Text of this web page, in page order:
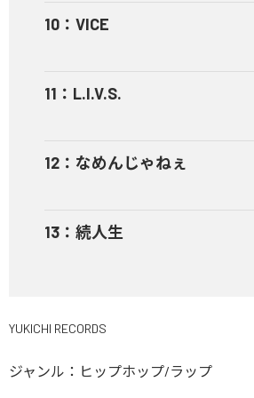
10 ： VICE
11 ： L.I.V.S.
12 ： なめんじゃねぇ
13 ： 続人生
YUKICHI RECORDS
ジャンル： ヒップホップ/ラップ